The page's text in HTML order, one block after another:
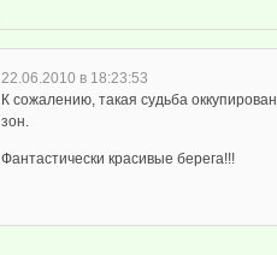
22.06.2010 в 18:23:53
К сожалению, такая судьба
зон.
Фантастически красивые берега!!!